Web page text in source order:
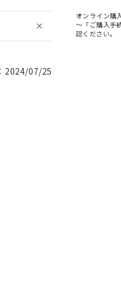
2024/07/25
オンライン購
～「ご購入手
認ください。
させていただ
了承ください。
き作成されるも
です。
ありません。
です。
ず変更すること
1000ppm以下、
下、フタル酸ジブチ
貨物等」とい
可)を取得する